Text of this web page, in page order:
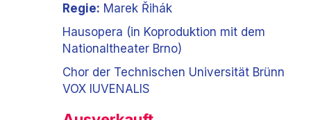
Regie: Marek Řihák
Hausopera (in Koproduktion mit dem
Nationaltheater Brno)
Chor der Technischen Universität Brünn
VOX IUVENALIS